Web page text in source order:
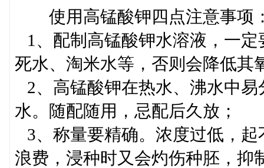
使用高锰酸钾四点注意事项
1、配制高锰酸钾水溶液，一
死水、淘米水等，否则会降低其
2、高锰酸钾在热水、沸水中
水。随配随用，忌配后久放；
3、称量要精确。浓度过低，
浪费，浸种时又会灼伤种胚，抑